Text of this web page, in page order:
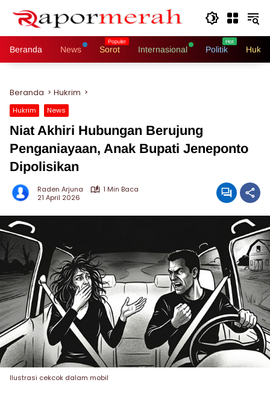
Beranda News Sorot Internasional Politik
Beranda Hukrim
Hukrim News
Niat Akhiri Hubungan Berujung
Penganiayaan, Anak Bupati Jeneponto
Dipolisikan
Raden Arjuna
1 Min Baca
21 April 2026
Ilustrasi cekcok dalam mobil